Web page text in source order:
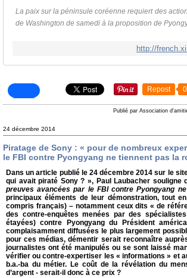
La paix sur la péninsule coréenne requiert des
de Washington de samedi à la proposition de
http://
Repost 0
Publié par Association
24 décembre 2014
Piratage de Sony : « pour de nombreux
le FBI contre Pyongyang ne tiennent pas la
Dans un article publié le 24 décembre 2014 sur le
qui avait piraté Sony ? », Paul Laubacher souligne
preuves avancées par le FBI contre Pyongyang
principaux éléments de leur démonstration, tout
compris français) – notamment ceux dits « de
des contre-enquêtes menées par des
étayées) contre Pyongyang du Président
complaisamment diffusées le plus largement
pour ces médias, démentir serait reconnaître
journalistes ont été manipulés ou se sont laissé
vérifier ou contre-expertiser les « informations » et
b.a.-ba du métier. Le coût de la révélation du
d’argent - serait-il donc à ce prix ?